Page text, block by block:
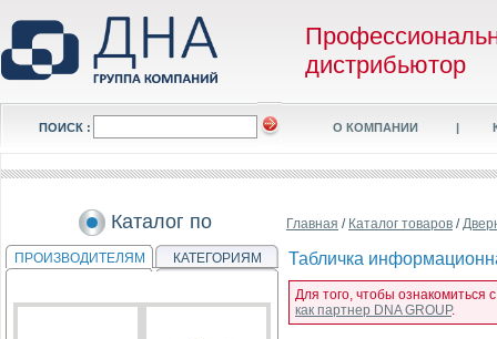
дистрибьютор
ПОИСК : О КОМПАНИИ |
Каталог по
ПРОИЗВОДИТЕЛЯМ КАТЕГОРИЯМ
Главная / Каталог товаров /
Табличка
Для того, чтобы
как партнер DNA GROUP.